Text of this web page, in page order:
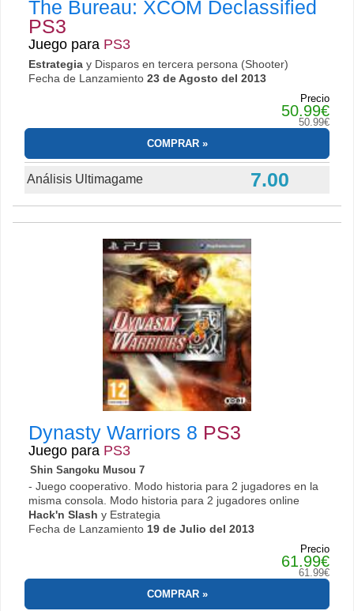
The Bureau: XCOM Declassified
PS3
Juego para PS3
Estrategia y Disparos en tercera persona (Shooter)
Fecha de Lanzamiento 23 de Agosto del 2013
Precio
50.99€
50.99€
COMPRAR
Análisis Ultimagame 7.00
Dynasty Warriors 8 PS3
Juego para PS3
Shin Sangoku Musou 7
- Juego cooperativo. Modo historia para 2 jugadores en la
misma consola. Modo historia para 2 jugadores online
Hack'n Slash y Estrategia
Fecha de Lanzamiento 19 de Julio del 2013
Precio
61.99€
61.99€
COMPRAR